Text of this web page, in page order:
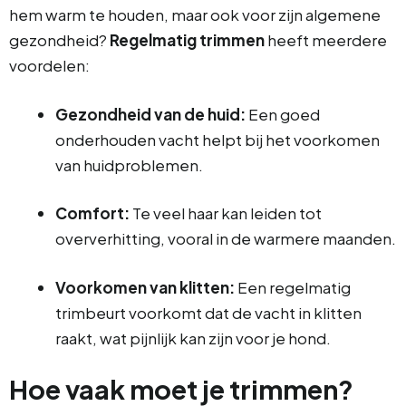
hem warm te houden, maar ook voor zijn algemene
gezondheid? Regelmatig trimmenheeft meerdere
voordelen:
Gezondheid van de huid: Een goed
onderhouden vacht helpt bij het voorkomen
van huidproblemen.
Comfort: Te veel haar kan leiden tot
oververhitting, vooral in de warmere maanden.
Voorkomen van klitten: Een regelmatig
trimbeurt voorkomt dat de vacht in klitten
raakt, wat pijnlijk kan zijn voor je hond.
Hoe vaak moet je trimmen?